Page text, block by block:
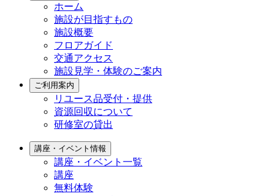
ホーム
施設が目指すもの
施設概要
フロアガイド
交通アクセス
施設見学・体験のご案内
ご利用案内
リユース品受付・提供
資源回収について
研修室の貸出
講座・イベント情報
講座・イベント一覧
講座
無料体験